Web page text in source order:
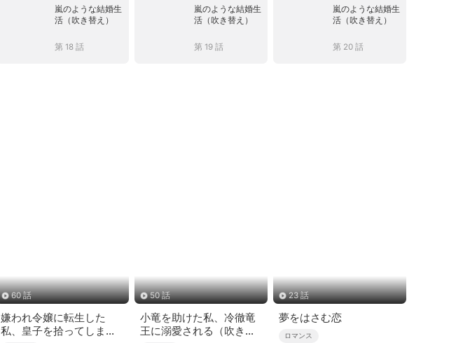
嵐のような結婚生
活（吹き替え）
第 18 話
嵐のような結婚生
活（吹き替え）
第 19 話
嵐のような結婚生
活（吹き替え）
第 20 話
60 話
嫌われ令嬢に転生した
私、皇子を拾ってしまっ
50 話
小竜を助けた私、冷徹竜
王に溺愛される（吹き替
23 話
夢をはさむ恋
ロマンス